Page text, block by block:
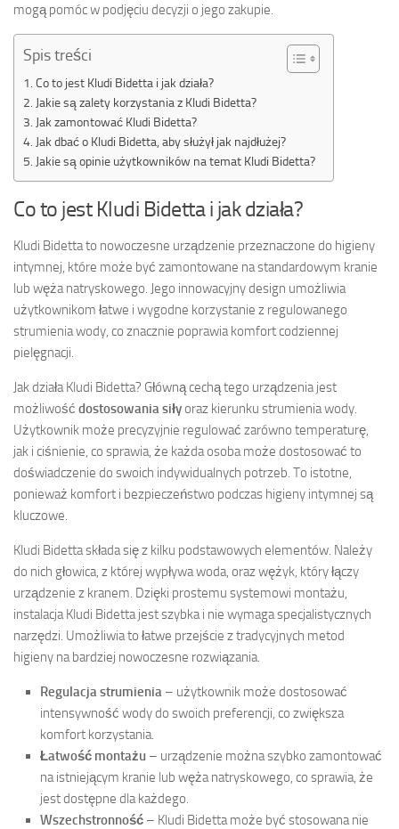
mogą pomóc w podjęciu decyzji o jego zakupie.
Spis treści
Co to jest Kludi Bidetta i jak działa?
Jakie są zalety korzystania z Kludi Bidetta?
Jak zamontować Kludi Bidetta?
Jak dbać o Kludi Bidetta, aby służył jak najdłużej?
Jakie są opinie użytkowników na temat Kludi Bidetta?
Co to jest Kludi Bidetta i jak działa?
Kludi Bidetta to nowoczesne urządzenie przeznaczone do higieny
intymnej, które może być zamontowane na standardowym kranie
lub węża natryskowego. Jego innowacyjny design umożliwia
użytkownikom łatwe i wygodne korzystanie z regulowanego
strumienia wody, co znacznie poprawia komfort codziennej
pielęgnacji.
Jak działa Kludi Bidetta? Główną cechą tego urządzenia jest
możliwość dostosowania siłyoraz kierunku strumienia wody.
Użytkownik może precyzyjnie regulować zarówno temperaturę,
jak i ciśnienie, co sprawia, że każda osoba może dostosować to
doświadczenie do swoich indywidualnych potrzeb. To istotne,
ponieważ komfort i bezpieczeństwo podczas higieny intymnej są
kluczowe.
Kludi Bidetta składa się z kilku podstawowych elementów. Należy
do nich głowica, z której wypływa woda, oraz wężyk, który łączy
urządzenie z kranem. Dzięki prostemu systemowi montażu,
instalacja Kludi Bidetta jest szybka i nie wymaga specjalistycznych
narzędzi. Umożliwia to łatwe przejście z tradycyjnych metod
higieny na bardziej nowoczesne rozwiązania.
Regulacja strumienia – użytkownik może dostosować
intensywność wody do swoich preferencji, co zwiększa
komfort korzystania.
Łatwość montażu – urządzenie można szybko zamontować
na istniejącym kranie lub węża natryskowego, co sprawia, że
jest dostępne dla każdego.
Wszechstronność – Kludi Bidetta może być stosowana nie